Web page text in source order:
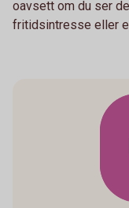
oavsett om du ser
fritidsintresse eller